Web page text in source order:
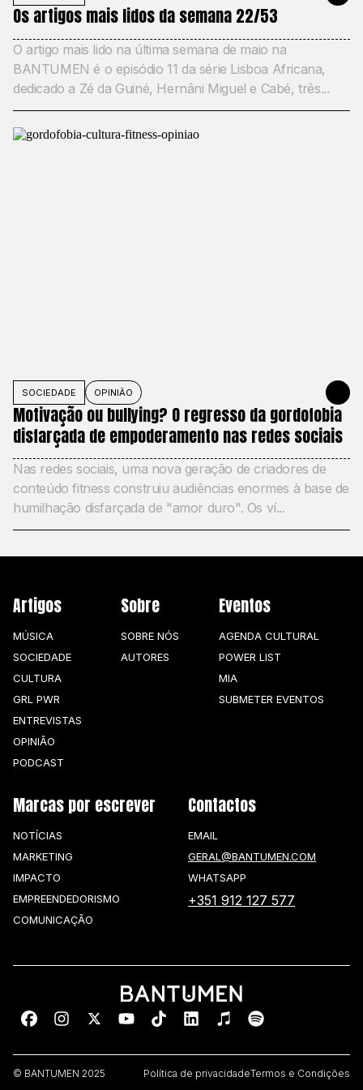
Os artigos mais lidos da semana 22/53
O artigo mais lido na última semana de maio na
BANTUMEN é o episódio 11 da série Lisboa Africana,
dedicado a Zé da Guiné, Hernâni Miguel e Cabé, três...
SOCIEDADE OPINIÃO 27 DE
Motivação ou bullying? O regresso da gordofobia
disfarçada de empoderamento nas redes sociais
Nas redes sociais, uma nova geração de criadores de
conteúdo fitness construiu audiências enormes à base de
humilhação disfarçada de "amor duro". Os ví...
Artigos
MÚSICA
SOCIEDADE
CULTURA
GRL PWR
ENTREVISTAS
OPINIÃO
PODCAST
Sobre
SOBRE NÓS
AUTORES
Eventos
AGENDA CULTURAL
POWER LIST
MIA
SUBMETER EVENTOS
Marcas por escrever
NOTÍCIAS
MARKETING
IMPACTO
EMPREENDEDORISMO
COMUNICAÇÃO
Contactos
EMAIL
GERAL@BANTUMEN.COM
WHATSAPP
+351 912 127 577
© BANTUMEN 2025 Política de privacidadeTermos e Condições